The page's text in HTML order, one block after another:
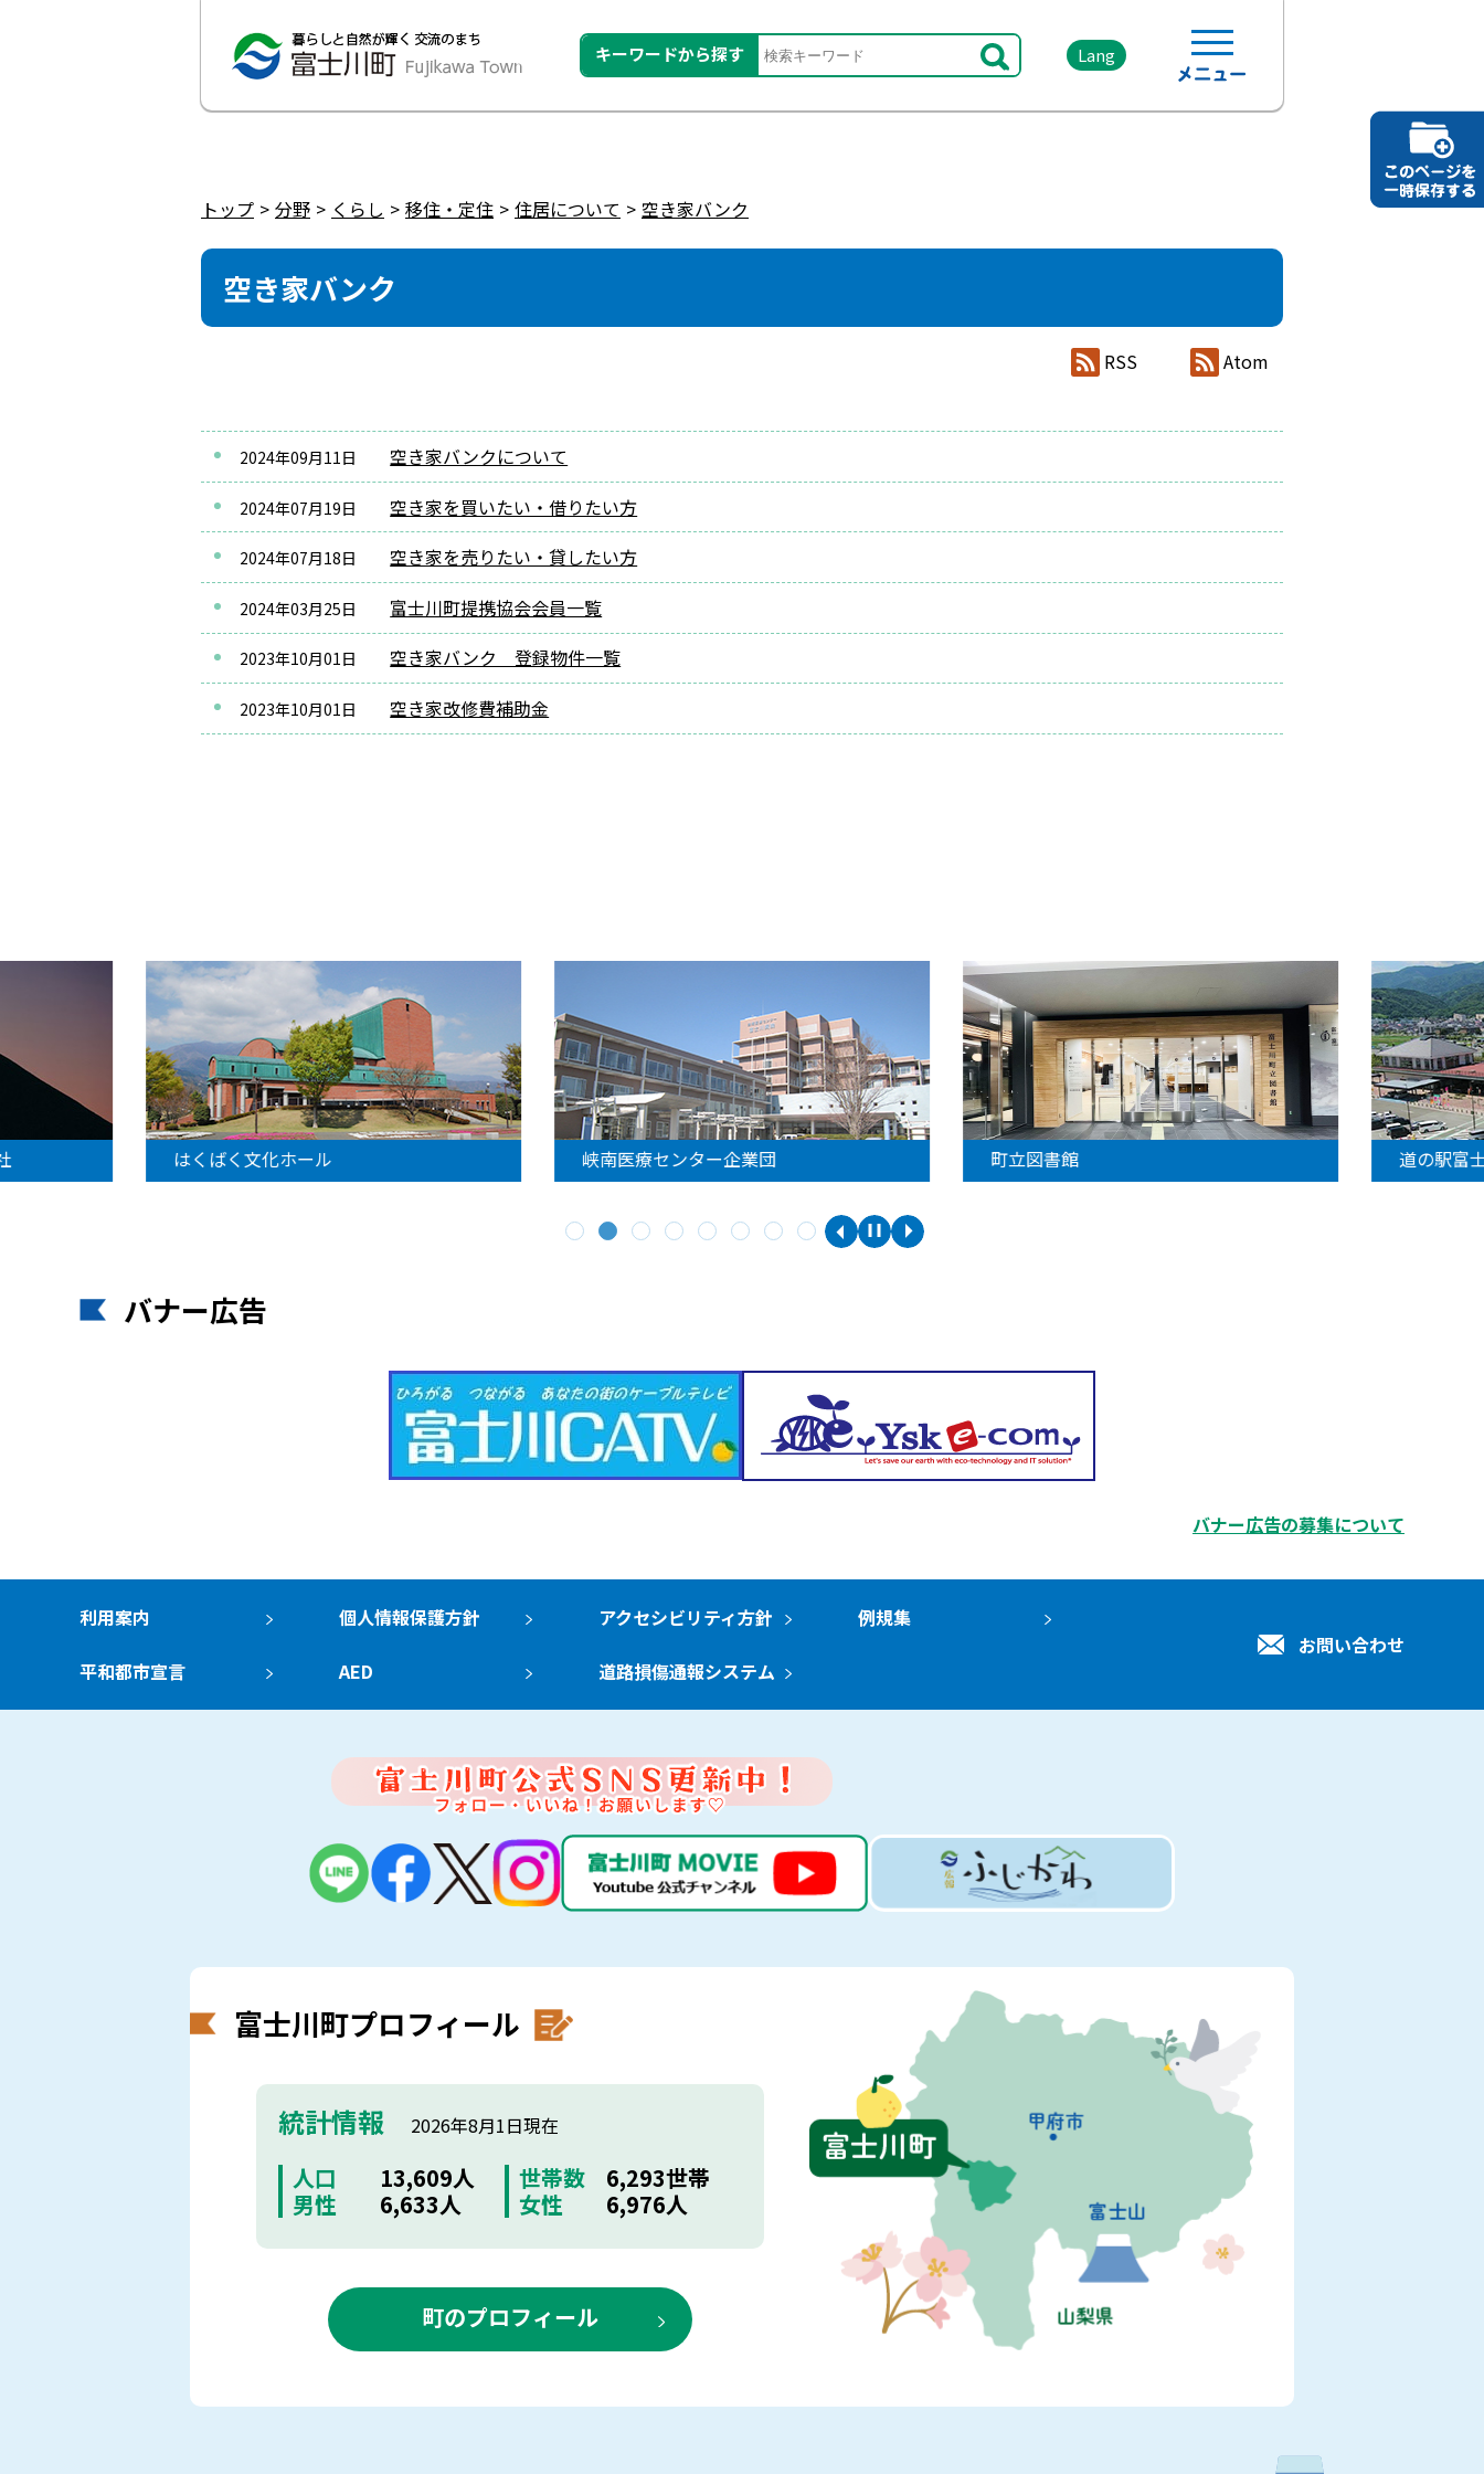
キーワードから探す Lang
トップ 分野 くらし 移住・定住 住居について 空き家バンク
空き家バンク
RSS Atom
2024年09月11日 空き家バンクについて
2024年07月19日 空き家を買いたい・借りたい方
2024年07月18日 空き家を売りたい・貸したい方
2024年03月25日 富士川町提携協会会員一覧
2023年10月01日 空き家バンク 登録物件一覧
2023年10月01日 空き家改修費補助金
はくばく文化ホール 峡南医療センター企業団 町立図書館 道の駅富
バナー広告
バナー広告の募集について
利用案内 個人情報保護方針 アクセシビリティ方針 例規集
平和都市宣言 AED 道路損傷通報システム
お問い合わせ
富士川町プロフィール
統計情報 2026年8月1日現在
人口 13,609人 世帯数
6,293世帯
男性
6,633人 女性 6,976人
町のプロフィール